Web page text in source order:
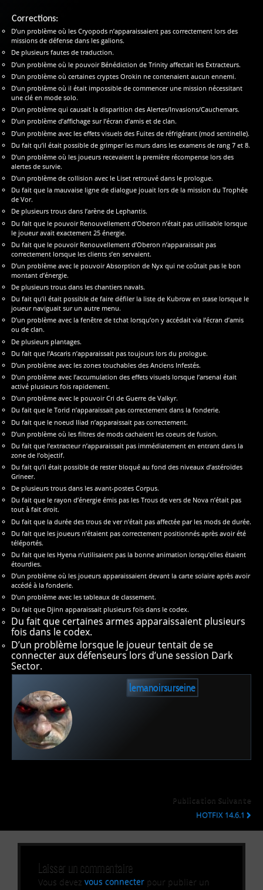
Corrections:
D’un problème où les Cryopods n’apparaissaient pas correctement lors des
missions de défense dans les galions.
De plusieurs fautes de traduction.
D’un problème où le pouvoir Bénédiction de Trinity affectait les Extracteurs.
D’un problème où certaines cryptes Orokin ne contenaient aucun ennemi.
D’un problème où il était impossible de commencer une mission nécessitant
une clé en mode solo.
D’un problème qui causait la disparition des Alertes/Invasions/Cauchemars.
D’un problème d’affichage sur l’écran d’amis et de clan.
D’un problème avec les effets visuels des Fuites de réfrigérant (mod sentinelle).
Du fait qu’il était possible de grimper les murs dans les examens de rang 7 et 8.
D’un problème où les joueurs recevaient la première récompense lors des
alertes de survie.
D’un problème de collision avec le Liset retrouvé dans le prologue.
Du fait que la mauvaise ligne de dialogue jouait lors de la mission du Trophée
de Vor.
De plusieurs trous dans l’arène de Lephantis.
Du fait que le pouvoir Renouvellement d’Oberon n’était pas utilisable lorsque
le joueur avait exactement 25 énergie.
Du fait que le pouvoir Renouvellement d’Oberon n’apparaissait pas
correctement lorsque les clients s’en servaient.
D’un problème avec le pouvoir Absorption de Nyx qui ne coûtait pas le bon
montant d’énergie.
De plusieurs trous dans les chantiers navals.
Du fait qu’il était possible de faire défiler la liste de Kubrow en stase lorsque le
joueur naviguait sur un autre menu.
D’un problème avec la fenêtre de tchat lorsqu’on y accédait via l’écran d’amis
ou de clan.
De plusieurs plantages.
Du fait que l’Ascaris n’apparaissait pas toujours lors du prologue.
D’un problème avec les zones touchables des Anciens Infestés.
D’un problème avec l’accumulation des effets visuels lorsque l’arsenal était
activé plusieurs fois rapidement.
D’un problème avec le pouvoir Cri de Guerre de Valkyr.
Du fait que le Torid n’apparaissait pas correctement dans la fonderie.
Du fait que le noeud Iliad n’apparaissait pas correctement.
D’un problème où les filtres de mods cachaient les coeurs de fusion.
Du fait que l’extracteur n’apparaissait pas immédiatement en entrant dans la
zone de l’objectif.
Du fait qu’il était possible de rester bloqué au fond des niveaux d’astéroïdes
Grineer.
De plusieurs trous dans les avant-postes Corpus.
Du fait que le rayon d’énergie émis pas les Trous de vers de Nova n’était pas
tout à fait droit.
Du fait que la durée des trous de ver n’était pas affectée par les mods de durée.
Du fait que les joueurs n’étaient pas correctement positionnés après avoir été
téléportés.
Du fait que les Hyena n’utilisaient pas la bonne animation lorsqu’elles étaient
étourdies.
D’un problème où les joueurs apparaissaient devant la carte solaire après avoir
accédé à la fonderie.
D’un problème avec les tableaux de classement.
Du fait que Djinn apparaissait plusieurs fois dans le codex.
Du fait que certaines armes apparaissaient plusieurs
fois dans le codex.
D’un problème lorsque le joueur tentait de se
connecter aux défenseurs lors d’une session Dark
Sector.
lemanoirsurseine
Publication Suivante
HOTFIX 14.6.1
Laisser un commentaire
Vous devez vous connecter pour publier un